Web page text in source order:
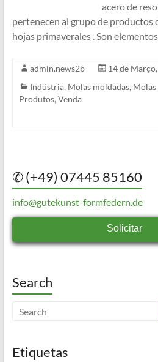
acero de
pertenecen al grupo de productos
hojas primaverales . Son
admin.news2b
14 de
Indústria, Molas moldadas, Molas
Produtos, Venda
✆ (+49) 07445 85160
info@gutekunst-formfedern.de
Solicitar
Search
Etiquetas